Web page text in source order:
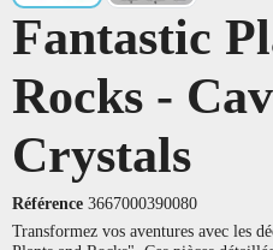
Fantastic
Rocks -
Crystals
Référence 3667000390080
Transformez vos aventures avec les